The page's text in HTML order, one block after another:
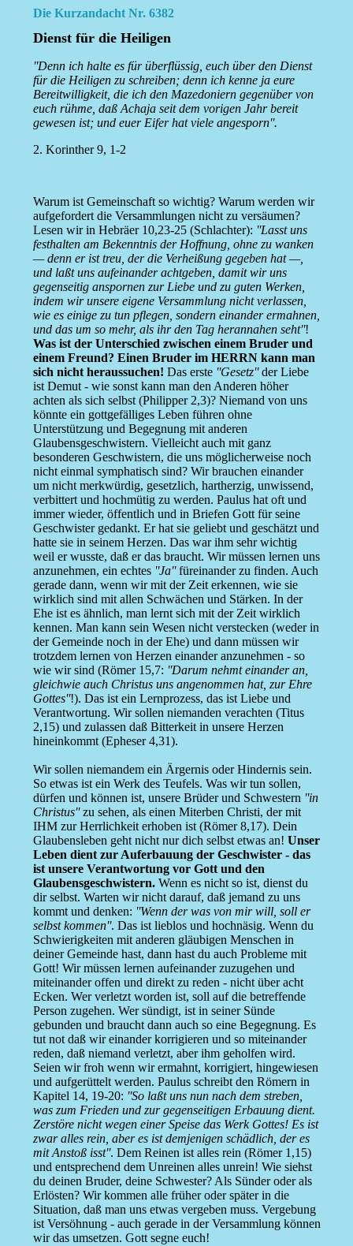
Die Kurzandacht Nr. 6382
Dienst für die Heiligen
''Denn ich halte es für überflüssig, euch über den Dienst
für die Heiligen zu schreiben; denn ich kenne ja eure
Bereitwilligkeit, die ich den Mazedoniern gegenüber von
euch rühme, daß Achaja seit dem vorigen Jahr bereit
gewesen ist; und euer Eifer hat viele angesporn''.
2. Korinther 9, 1-2
Warum ist Gemeinschaft so wichtig? Warum werden wir
aufgefordert die Versammlungen nicht zu versäumen?
Lesen wir in Hebräer 10,23-25 (Schlachter): ''Lasst uns
festhalten am Bekenntnis der Hoffnung, ohne zu wanken
— denn er ist treu, der die Verheißung gegeben hat —,
und laßt uns aufeinander achtgeben, damit wir uns
gegenseitig anspornen zur Liebe und zu guten Werken,
indem wir unsere eigene Versammlung nicht verlassen,
wie es einige zu tun pflegen, sondern einander ermahnen,
und das um so mehr, als ihr den Tag herannahen seht''!
Was ist der Unterschied zwischen einem Bruder und
einem Freund? Einen Bruder im HERRN kann man
sich nicht heraussuchen! Das erste ''Gesetz''der Liebe
ist Demut - wie sonst kann man den Anderen höher
achten als sich selbst (Philipper 2,3)? Niemand von uns
könnte ein gottgefälliges Leben führen ohne
Unterstützung und Begegnung mit anderen
Glaubensgeschwistern. Vielleicht auch mit ganz
besonderen Geschwistern, die uns möglicherweise noch
nicht einmal symphatisch sind? Wir brauchen einander
um nicht merkwürdig, gesetzlich, hartherzig, unwissend,
verbittert und hochmütig zu werden. Paulus hat oft und
immer wieder, öffentlich und in Briefen Gott für seine
Geschwister gedankt. Er hat sie geliebt und geschätzt und
hatte sie in seinem Herzen. Das war ihm sehr wichtig
weil er wusste, daß er das braucht. Wir müssen lernen uns
anzunehmen, ein echtes ''Ja''füreinander zu finden. Auch
gerade dann, wenn wir mit der Zeit erkennen, wie sie
wirklich sind mit allen Schwächen und Stärken. In der
Ehe ist es ähnlich, man lernt sich mit der Zeit wirklich
kennen. Man kann sein Wesen nicht verstecken (weder in
der Gemeinde noch in der Ehe) und dann müssen wir
trotzdem lernen von Herzen einander anzunehmen - so
wie wir sind (Römer 15,7: ''Darum nehmt einander an,
gleichwie auch Christus uns angenommen hat, zur Ehre
Gottes''!). Das ist ein Lernprozess, das ist Liebe und
Verantwortung. Wir sollen niemanden verachten (Titus
2,15) und zulassen daß Bitterkeit in unsere Herzen
hineinkommt (Epheser 4,31).
Wir sollen niemandem ein Ärgernis oder Hindernis sein.
So etwas ist ein Werk des Teufels. Was wir tun sollen,
dürfen und können ist, unsere Brüder und Schwestern ''in
Christus''zu sehen, als einen Miterben Christi, der mit
IHM zur Herrlichkeit erhoben ist (Römer 8,17). Dein
Glaubensleben geht nicht nur dich selbst etwas an! Unser
Leben dient zur Auferbauung der Geschwister - das
ist unsere Verantwortung vor Gott und den
Glaubensgeschwistern.Wenn es nicht so ist, dienst du
dir selbst. Warten wir nicht darauf, daß jemand zu uns
kommt und denken: ''Wenn der was von mir will, soll er
selbst kommen''. Das ist lieblos und hochnäsig. Wenn du
Schwierigkeiten mit anderen gläubigen Menschen in
deiner Gemeinde hast, dann hast du auch Probleme mit
Gott! Wir müssen lernen aufeinander zuzugehen und
miteinander offen und direkt zu reden - nicht über acht
Ecken. Wer verletzt worden ist, soll auf die betreffende
Person zugehen. Wer sündigt, ist in seiner Sünde
gebunden und braucht dann auch so eine Begegnung. Es
tut not daß wir einander korrigieren und so miteinander
reden, daß niemand verletzt, aber ihm geholfen wird.
Seien wir froh wenn wir ermahnt, korrigiert, hingewiesen
und aufgerüttelt werden. Paulus schreibt den Römern in
Kapitel 14, 19-20: ''So laßt uns nun nach dem streben,
was zum Frieden und zur gegenseitigen Erbauung dient.
Zerstöre nicht wegen einer Speise das Werk Gottes! Es ist
zwar alles rein, aber es ist demjenigen schädlich, der es
mit Anstoß isst''. Dem Reinen ist alles rein (Römer 1,15)
und entsprechend dem Unreinen alles unrein! Wie siehst
du deinen Bruder, deine Schwester? Als Sünder oder als
Erlösten? Wir kommen alle früher oder später in die
Situation, daß man uns etwas vergeben muss. Vergebung
ist Versöhnung - auch gerade in der Versammlung können
wir das umsetzen. Gott segne euch!